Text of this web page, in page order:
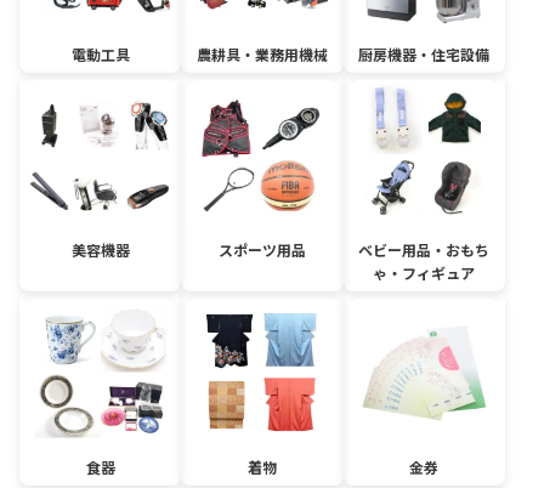
電動工具 農耕具・業務用機械 厨房機器・住宅設備
美容機器 スポーツ用品
ベビー用品・おもち
ゃ・フィギュア
食器 着物 金券